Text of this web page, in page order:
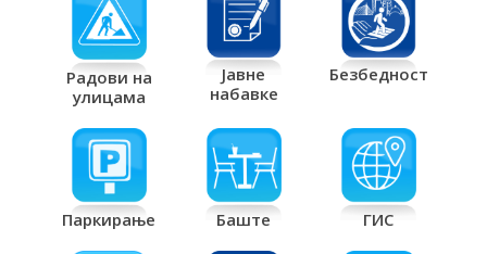
Радови на
улицама
Јавне
набавке
Безбедност
Паркирање Баште ГИС